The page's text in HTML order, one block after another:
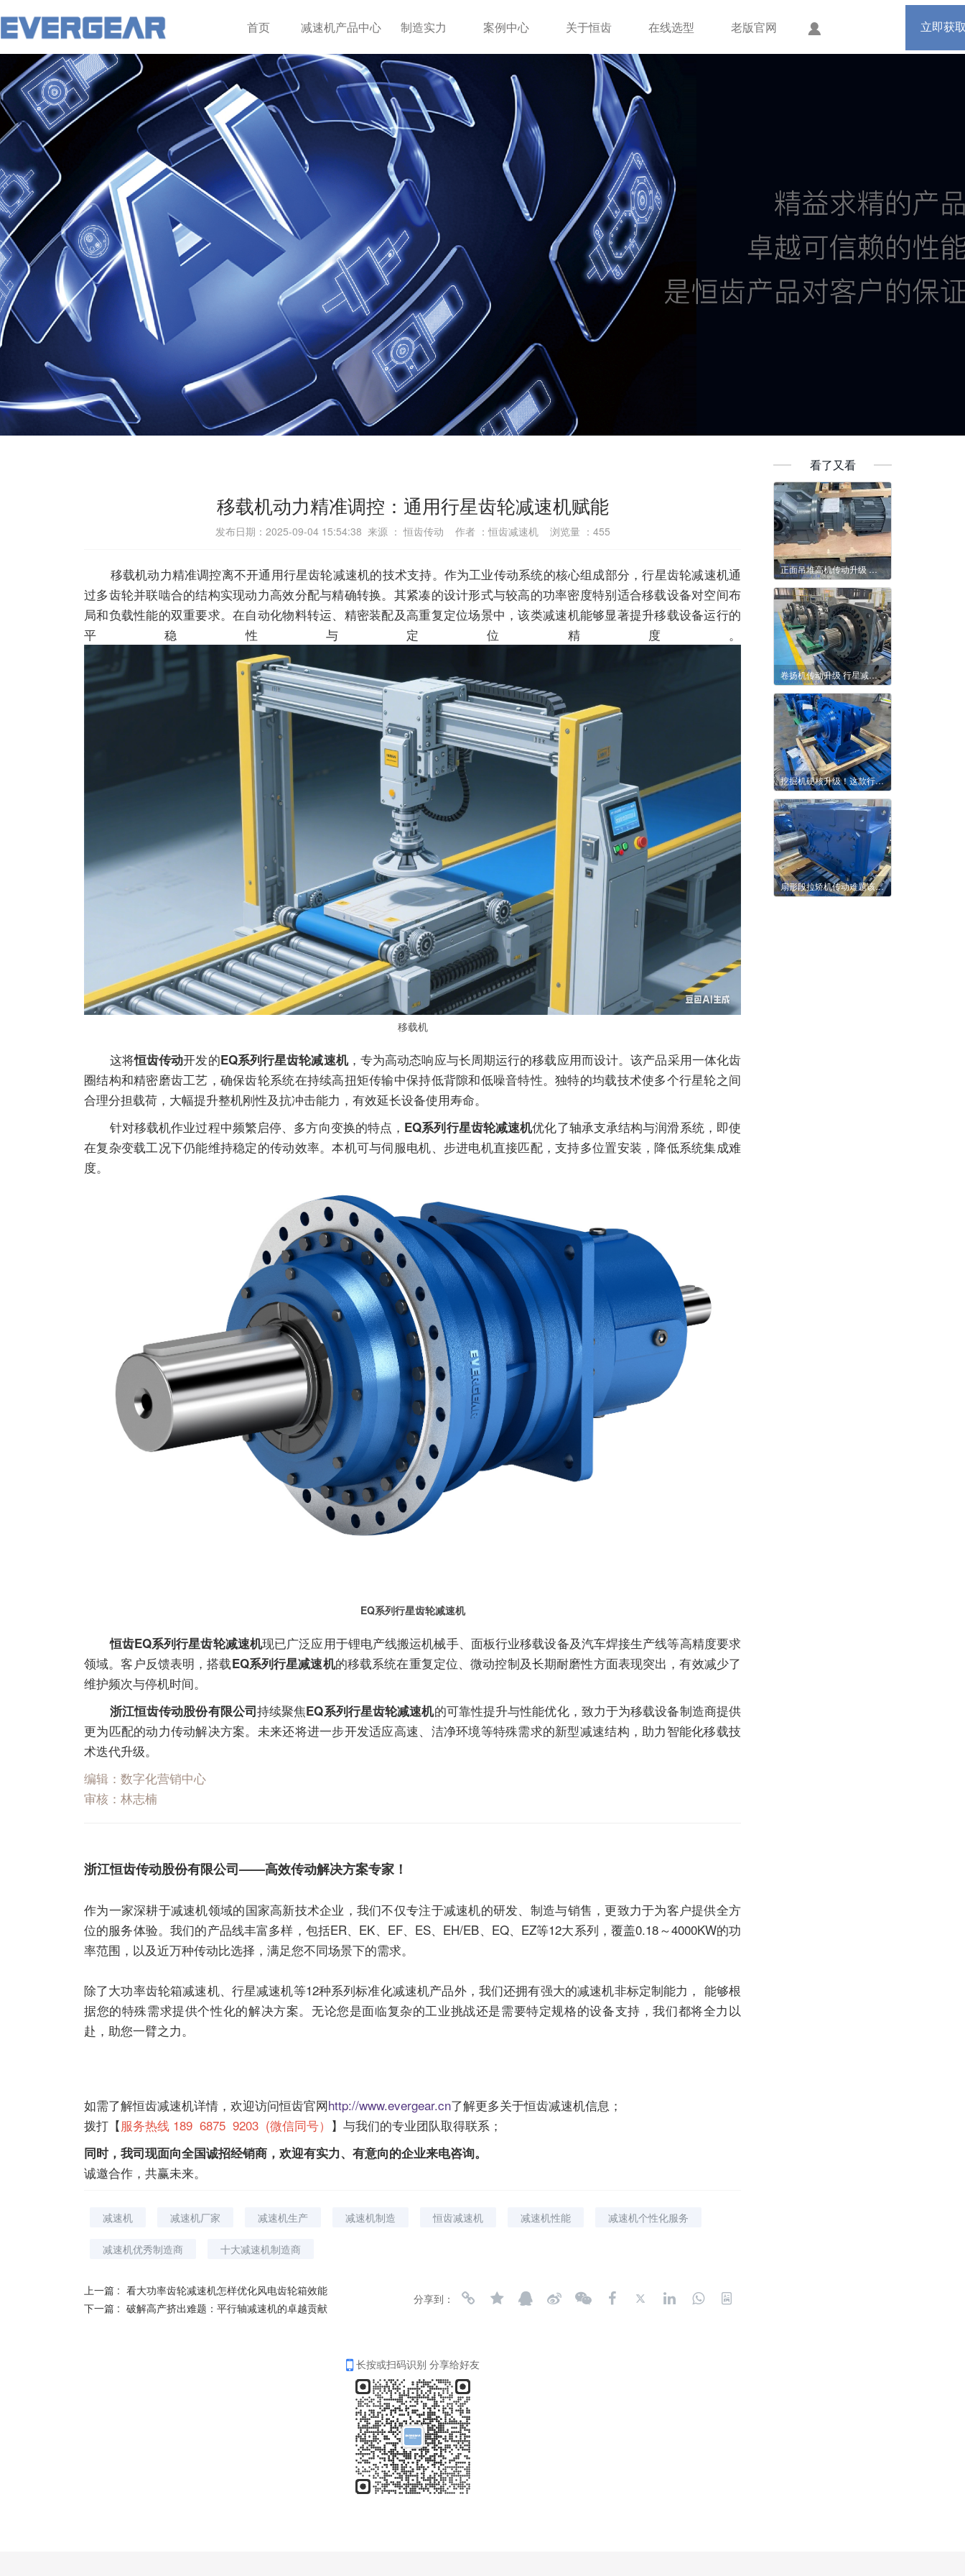
首页
减速机产品中心 制造实力 案例中心 关于恒齿 在线选型 老版官网 立即获
移载机动力精准调控：通用行星齿轮减速机赋能
发布日期：2025-09-04 15:54:38 来源 ： 恒齿传动 作者 ：恒齿减速机 浏览量 ： 455
移载机动力精准调控离不开通用行星齿轮减速机的技术支持。作为工业传动系统的核心组成部分，行星齿轮减速机通
过多齿轮并联啮合的结构实现动力高效分配与精确转换。其紧凑的设计形式与较高的功率密度特别适合移载设备对空间布
局和负载性能的双重要求。在自动化物料转运、精密装配及高重复定位场景中，该类减速机能够显著提升移载设备运行的
平稳性与定位精度。
移载机
这将恒齿传动开发的EQ系列行星齿轮减速机，专为高动态响应与长周期运行的移载应用而设计。该产品采用一体化齿
圈结构和精密磨齿工艺，确保齿轮系统在持续高扭矩传输中保持低背隙和低噪音特性。独特的均载技术使多个行星轮之间
合理分担载荷，大幅提升整机刚性及抗冲击能力，有效延长设备使用寿命。
针对移载机作业过程中频繁启停、多方向变换的特点， EQ系列行星齿轮减速机优化了轴承支承结构与润滑系统，即使
在复杂变载工况下仍能维持稳定的传动效率。本机可与伺服电机、步进电机直接匹配，支持多位置安装，降低系统集成难
度。
EQ系列行星齿轮减速机
恒齿EQ系列行星齿轮减速机现已广泛应用于锂电产线搬运机械手、面板行业移载设备及汽车焊接生产线等高精度要求
领域。客户反馈表明，搭载EQ系列行星减速机的移载系统在重复定位、微动控制及长期耐磨性方面表现突出，有效减少了
维护频次与停机时间。
浙江恒齿传动股份有限公司持续聚焦EQ系列行星齿轮减速机的可靠性提升与性能优化，致力于为移载设备制造商提供
更为匹配的动力传动解决方案。未来还将进一步开发适应高速、洁净环境等特殊需求的新型减速结构，助力智能化移载技
术迭代升级。
编辑：数字化营销中心
审核：林志楠
浙江恒齿传动股份有限公司——高效传动解决方案专家！
作为一家深耕于减速机领域的国家高新技术企业，我们不仅专注于减速机的研发、制造与销售，更致力于为客户提供全方
位的服务体验。我们的产品线丰富多样，包括ER、EK、EF、ES、EH/EB、EQ、EZ等12大系列，覆盖0.18～4000KW的功
率范围，以及近万种传动比选择，满足您不同场景下的需求。
除了大功率齿轮箱减速机、 行星减速机等12种系列标准化减速机产品外，我们还拥有强大的减速机非标定制能力， 能够根
据您的特殊需求提供个性化的解决方案。无论您是面临复杂的工业挑战还是需要特定规格的设备支持，我们都将全力以
赴，助您一臂之力。
如需了解恒齿减速机详情，欢迎访问恒齿官网http://www.evergear.cn了解更多关于恒齿减速机信息；
拨打【服务热线 189 6875 9203 (微信同号） 】与我们的专业团队取得联系；
同时，我司现面向全国诚招经销商，欢迎有实力、有意向的企业来电咨询。
诚邀合作，共赢未来。
减速机 减速机厂家 减速机生产 减速机制造 恒齿减速机 减速机性能 减速机个性化服务
减速机优秀制造商 十大减速机制造商
上一篇 : 看大功率齿轮减速机怎样优化风电齿轮箱效能
下一篇 : 破解高产挤出难题：平行轴减速机的卓越贡献
分享到：
长按或扫码识别 分享给好友
看了又看
正面吊堆高机传动升级 减速机为何备受青睐
卷扬机传动升级 行星减速机为何备受青睐
挖掘机硬核升级！这款行星减速机太适配工况
扇形段拉矫机传动难题该如何破解